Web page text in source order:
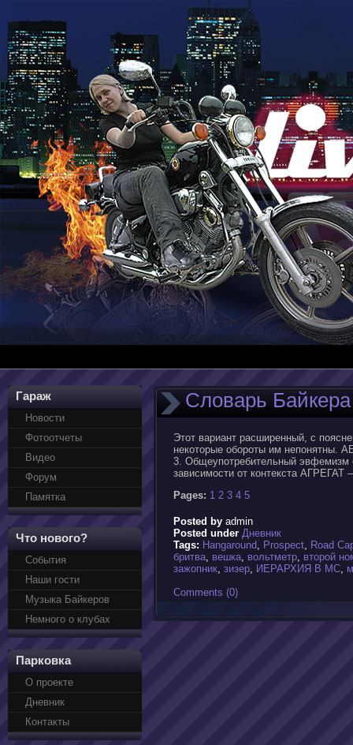
Гараж
Новости
Фотоотчеты
Видео
Форум
Памятка
Что нового?
События
Наши гости
Музыка Байкеров
Немного о клубах
Парковка
О проекте
Дневник
Контакты
Словарь
Этот вариант расширенный, с
некоторые обороты им непонятны.
3. Общеупотребительный эвфемизм
зависимости от контекста АГРЕГАТ
Pages: 1 2 3 4 5
Posted by admin
Posted under Дневник
Tags: Hangаround, Prospect, Road
бритва, вешка, вольтметр, второй
зажопник, зизер, ИЕРАРХИЯ В МС,
Comments (0)